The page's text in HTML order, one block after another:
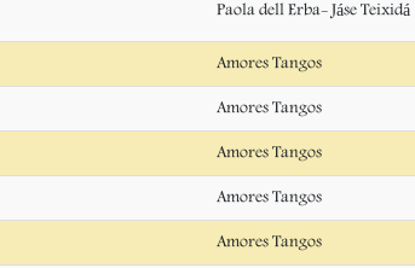
Paola dell Erba- Jáse Teixidá
Amores Tangos
Amores Tangos
Amores Tangos
Amores Tangos
Amores Tangos